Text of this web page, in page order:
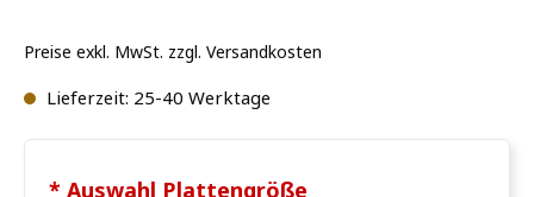
Preise exkl. MwSt. zzgl. Versandkosten
Lieferzeit: 25-40 Werktage
* Auswahl Plattengröße